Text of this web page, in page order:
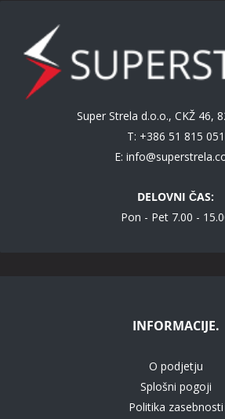
Super Strela d.o.o., CKŽ 46,
T: +386 51 815 051
E:
DELOVNI ČAS:
Pon - Pet 7.00 -
INFORMACIJE.
O podjetju
Splošni pogoji
Politika zasebnosti